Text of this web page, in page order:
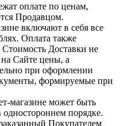
оплате по ценам,
Продавцом.
включают в себя все
Оплата также
Доставки не
Сайте цены, а
при оформлении
формируемые при
магазине может быть
порядке.
Покупателем